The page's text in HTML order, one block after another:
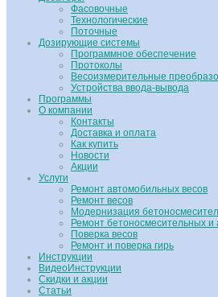
Фасовочные
Технологические
Поточные
Дозирующие системы
Программное обеспечение
Протоколы
Весоизмерительные
Устройства ввода-вывода
Программы
О компании
Контакты
Доставка и оплата
Как купить
Новости
Акции
Услуги
Ремонт автомобильных весов
Ремонт весов
Модернизация
Ремонт бетоносмесительных и
Поверка весов
Ремонт и поверка гирь
Инструкции
ВидеоИнструкции
Скидки и акции
Статьи